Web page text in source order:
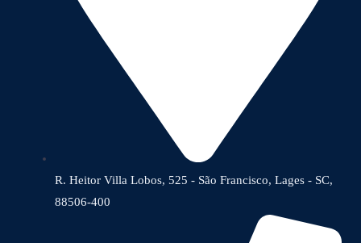
R. Heitor Villa Lobos, 525 - São Francisco, Lages - SC,
88506-400